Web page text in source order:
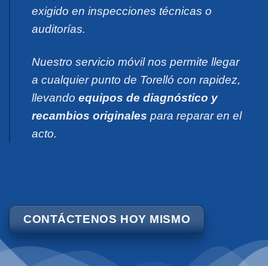
exigido en inspecciones técnicas o
auditorías.
Nuestro servicio móvil nos permite llegar
a cualquier punto de Torelló con rapidez,
llevando equipos de diagnóstico y
recambios originales para reparar en el
acto.
CONTÁCTENOS HOY MISMO